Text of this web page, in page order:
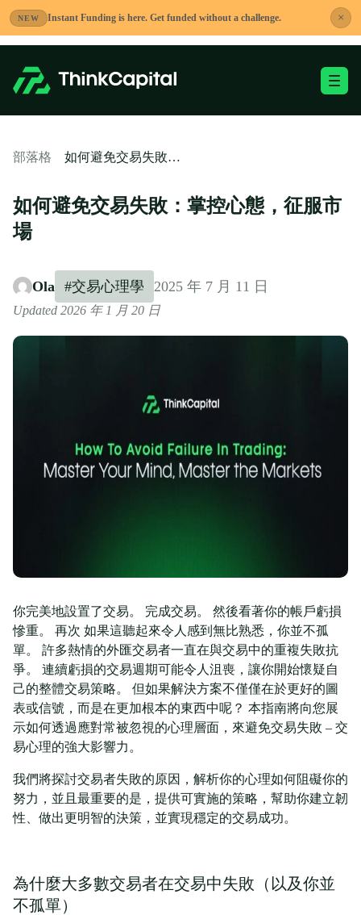
NEW Instant Funding is here. Get funded without a challenge. ×
到
內
切換移動端選單
部落格 如何避免交易失敗：掌控心態，征服市場
如何避免交易失敗：掌控心態，征服市
場
Ola #交易心理學 2025 年 7 月 11 日
Updated 2026 年 1 月 20 日
你完美地設置了交易。 完成交易。 然後看著你的帳戶虧損
慘重。 再次 如果這聽起來令人感到無比熟悉，你並不孤
單。 許多熱情的外匯交易者一直在與交易中的重複失敗抗
爭。 連續虧損的交易週期可能令人沮喪，讓你開始懷疑自
己的整體交易策略。 但如果解決方案不僅僅在於更好的圖
表或信號，而是在更加根本的東西中呢？ 本指南將向您展
示如何透過應對常被忽視的心理層面，來避免交易失敗 – 交
易心理的強大影響力。
我們將探討交易者失敗的原因，解析你的心理如何阻礙你的
努力，並且最重要的是，提供可實施的策略，幫助你建立韌
性、做出更明智的決策，並實現穩定的交易成功。
為什麼大多數交易者在交易中失敗（以及你並
不孤單）